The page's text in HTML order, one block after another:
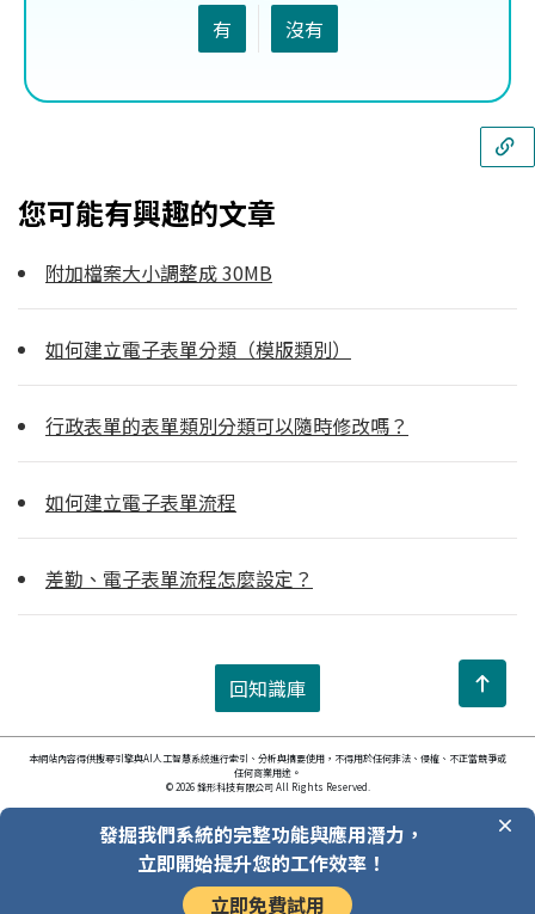
有 沒有
您可能有興趣的文章
附加檔案大小調整成 30MB
如何建立電子表單分類（模版類別）
行政表單的表單類別分類可以隨時修改嗎？
如何建立電子表單流程
差勤、電子表單流程怎麼設定？
回知識庫
本網站內容得供搜尋引擎與AI人工智慧系統進行索引、分析與摘要使用，不得用於任何非法、侵權、不正當競爭或
任何商業用途。
© 2026 鋒形科技有限公司 All Rights Reserved.
發掘我們系統的完整功能與應用潛力，
立即開始提升您的工作效率！
立即免費試用